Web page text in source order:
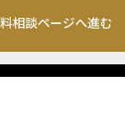
相談ページへ進む